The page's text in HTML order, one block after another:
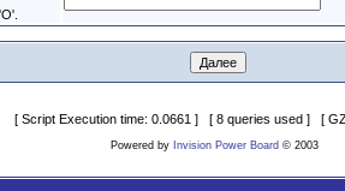
[ Script Execution time: 0.0661 ] [ 8 queries used ] [
Powered by Invision Power Board © 2003